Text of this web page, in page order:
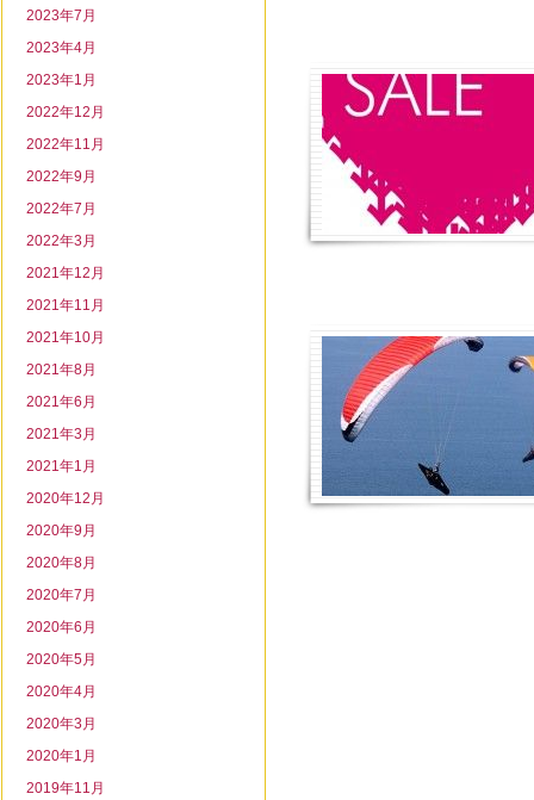
2023年7月
2023年4月
2023年1月
2022年12月
2022年11月
2022年9月
2022年7月
2022年3月
2021年12月
2021年11月
2021年10月
2021年8月
2021年6月
2021年3月
2021年1月
2020年12月
2020年9月
2020年8月
2020年7月
2020年6月
2020年5月
2020年4月
2020年3月
2020年1月
2019年11月